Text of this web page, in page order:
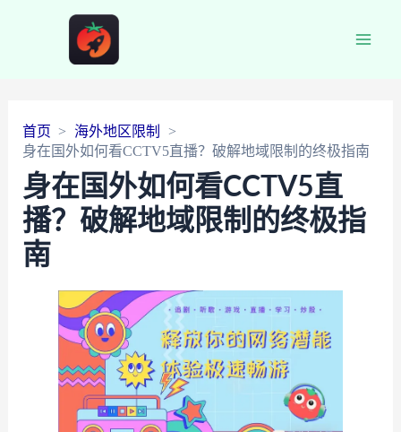
首页
海外地区限制
身在国外如何看CCTV5直播？破解地域限制的终极指南
身在国外如何看CCTV5直
播？破解地域限制的终极指
南